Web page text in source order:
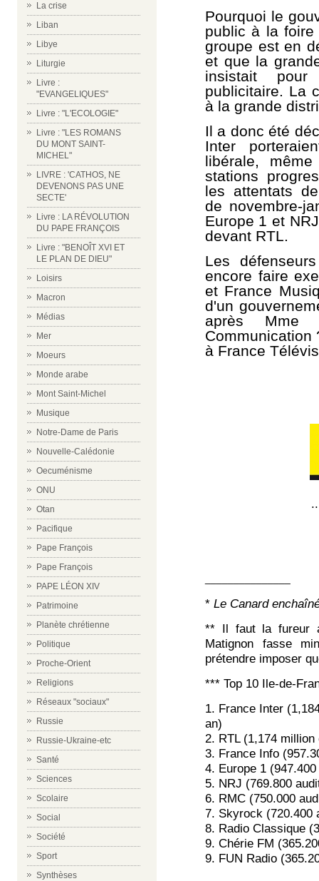
La crise
Liban
Libye
Liturgie
Livre :
"EVANGELIQUES"
Livre : "L'ECOLOGIE"
Livre : "LES ROMANS
DU MONT SAINT-
MICHEL"
LIVRE : 'CATHOS, NE
DEVENONS PAS UNE
SECTE'
Livre : LA RÉVOLUTION
DU PAPE FRANÇOIS
Livre : "BENOÎT XVI ET
LE PLAN DE DIEU"
Loisirs
Macron
Médias
Mer
Moeurs
Monde arabe
Mont Saint-Michel
Musique
Notre-Dame de Paris
Nouvelle-Calédonie
Oecuménisme
ONU
Otan
Pacifique
Pape François
Pape François
PAPE LÉON XIV
Patrimoine
Planète chrétienne
Politique
Proche-Orient
Religions
Réseaux "sociaux"
Russie
Russie-Ukraine-etc
Santé
Sciences
Scolaire
Social
Société
Sport
Synthèses
Pourquoi le
public à la
groupe est en
et que la
insistait
publicitaire. La
à la grande
Il a donc été
Inter
libérale,
stations
les attentats
de novembre-
Europe 1 et
devant RTL.
Les
encore faire
et France
d'un
après Mme
Communication
à France
* Le Canard
** Il faut la fureur
Matignon fasse
prétendre imposer
*** Top 10 Ile-de-
1. France Inter
an)
2. RTL (1,174
3. France Info
4. Europe 1
5. NRJ (769.800
6. RMC (750.000
7. Skyrock (720.400
8. Radio Classique
9. Chérie FM
9. FUN Radio